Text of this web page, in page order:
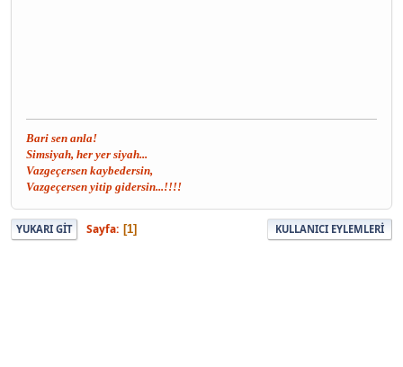
Bari sen anla!
Simsiyah, her yer siyah...
Vazgeçersen kaybedersin,
Vazgeçersen yitip gidersin...!!!!
YUKARI GIT Sayfa 1 KULLANICI EYLEMLERI